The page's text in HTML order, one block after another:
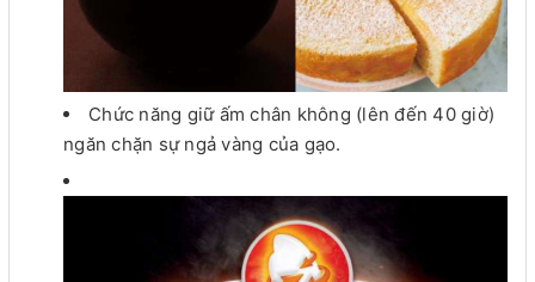
Chức năng giữ ấm chân không (lên đến 40 giờ)
ngăn chặn sự ngả vàng của gạo.